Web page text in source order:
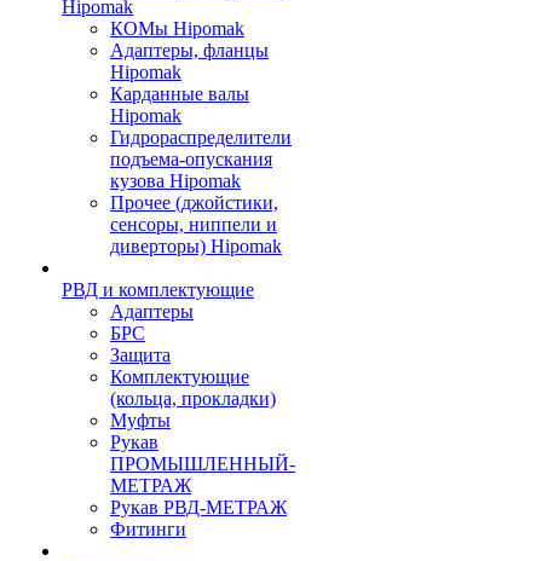
Hipomak
КОМы Hipomak
Адаптеры, фланцы
Hipomak
Карданные валы
Hipomak
Гидрораспределители
подъема-опускания
кузова Hipomak
Прочее (джойстики,
сенсоры, ниппели и
диверторы) Hipomak
РВД и комплектующие
Адаптеры
БРС
Защита
Комплектующие
(кольца, прокладки)
Муфты
Рукав
ПРОМЫШЛЕННЫЙ-
МЕТРАЖ
Рукав РВД-МЕТРАЖ
Фитинги